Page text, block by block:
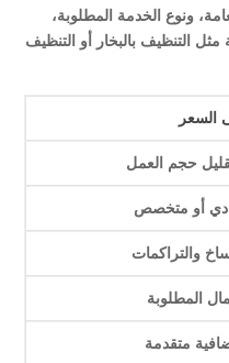
ونوع الخدمة المطلوبة،
التنظيف بالبخار أو التنظيف
السعر
حجم العمل
أو متخصص
والتراكمات
المطلوبة
متقدمة